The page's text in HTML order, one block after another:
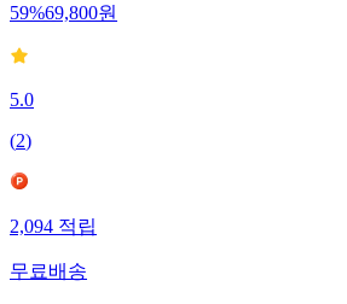
59%69,800원
5.0
(2)
2,094적립
무료배송